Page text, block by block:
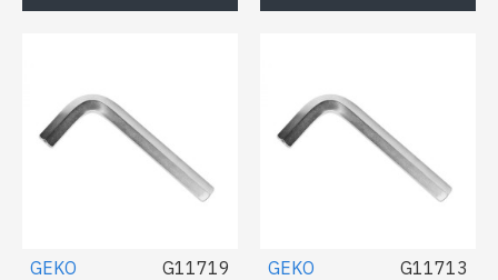
GEKO G11719 GEKO G11713